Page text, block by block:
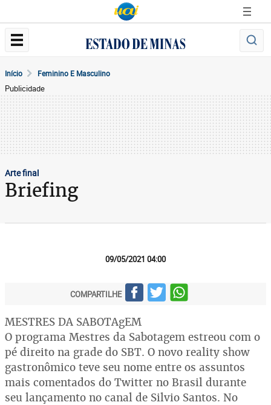
Início Feminino E Masculino
Publicidade
Arte final
Briefing
09/05/2021 04:00
COMPARTILHE
MESTRES DA SABOTAgEM
O programa Mestres da Sabotagem estreou com o
pé direito na grade do SBT. O novo reality show
gastronômico teve seu nome entre os assuntos
mais comentados do Twitter no Brasil durante
seu lançamento no canal de Silvio Santos. No